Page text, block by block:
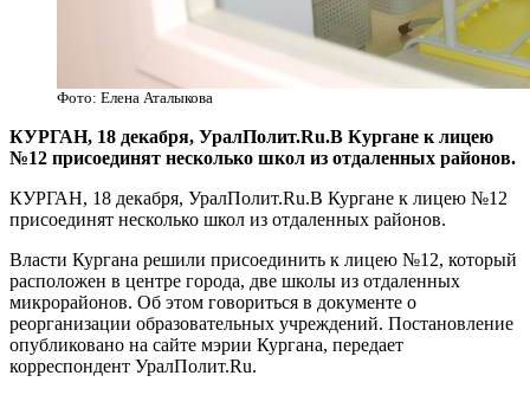
Фото: Елена Аталыкова
КУРГАН, 18 декабря, УралПолит.Ru.В Кургане к лицею
№12 присоединят несколько школ из отдаленных районов.
КУРГАН, 18 декабря, УралПолит.Ru.В Кургане к лицею №12
присоединят несколько школ из отдаленных районов.
Власти Кургана решили присоединить к лицею №12, который
расположен в центре города, две школы из отдаленных
микрорайонов. Об этом говориться в документе о
реорганизации образовательных учреждений. Постановление
опубликовано на сайте мэрии Кургана, передает
корреспондент УралПолит.Ru.